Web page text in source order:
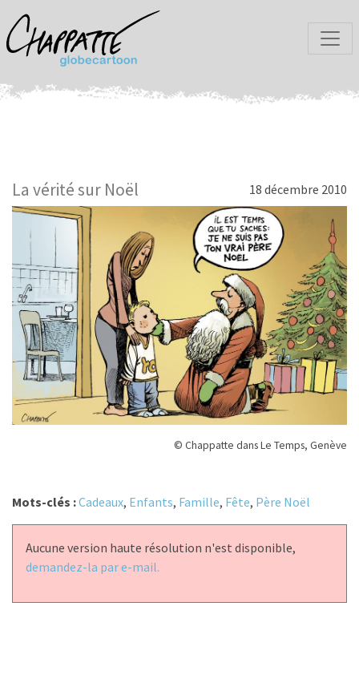
La vérité sur Noël 18 décembre 2010
© Chappatte dans Le Temps, Genève
Mots-clés :Cadeaux, Enfants, Famille, Fête, Père Noël
Aucune version haute résolution n'est disponible,
demandez-la par e-mail.